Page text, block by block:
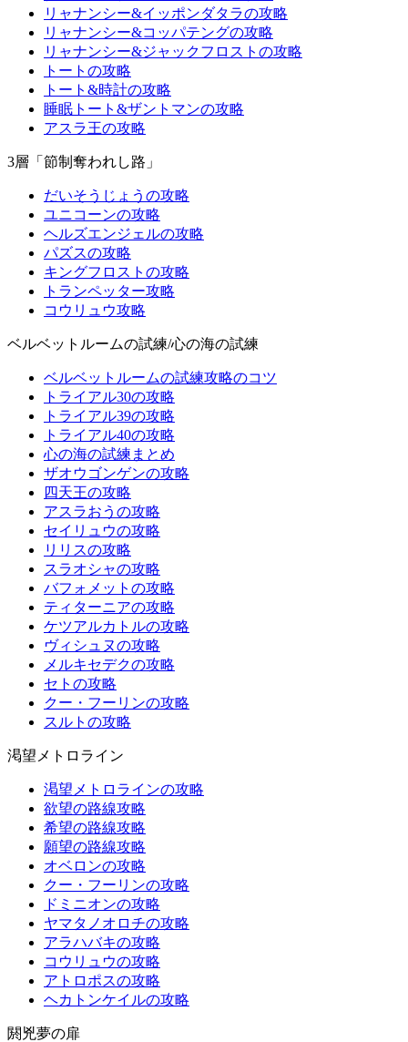
リャナンシー&イッポンダタラの攻略
リャナンシー&コッパテングの攻略
リャナンシー&ジャックフロストの攻略
トートの攻略
トート&時計の攻略
睡眠トート&ザントマンの攻略
アスラ王の攻略
3層「節制奪われし路」
だいそうじょうの攻略
ユニコーンの攻略
ヘルズエンジェルの攻略
パズスの攻略
キングフロストの攻略
トランペッター攻略
コウリュウ攻略
ベルベットルームの試練/心の海の試練
ベルベットルームの試練攻略のコツ
トライアル30の攻略
トライアル39の攻略
トライアル40の攻略
心の海の試練まとめ
ザオウゴンゲンの攻略
四天王の攻略
アスラおうの攻略
セイリュウの攻略
リリスの攻略
スラオシャの攻略
バフォメットの攻略
ティターニアの攻略
ケツアルカトルの攻略
ヴィシュヌの攻略
メルキセデクの攻略
セトの攻略
クー・フーリンの攻略
スルトの攻略
渇望メトロライン
渇望メトロラインの攻略
欲望の路線攻略
希望の路線攻略
願望の路線攻略
オベロンの攻略
クー・フーリンの攻略
ドミニオンの攻略
ヤマタノオロチの攻略
アラハバキの攻略
コウリュウの攻略
アトロポスの攻略
ヘカトンケイルの攻略
閼兇夢の扉